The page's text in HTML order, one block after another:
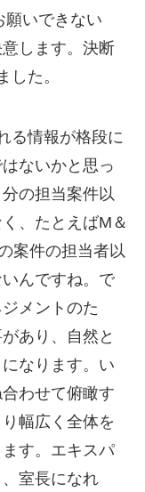
願いできない
します。決断
した。
る情報が格段に
ないかと思っ
の担当案件以
、たとえばM＆
案件の担当者以
んですね。で
メントのた
あり、自然と
なります。い
わせて俯瞰す
幅広く全体を
す。エキスパ
室長になれ